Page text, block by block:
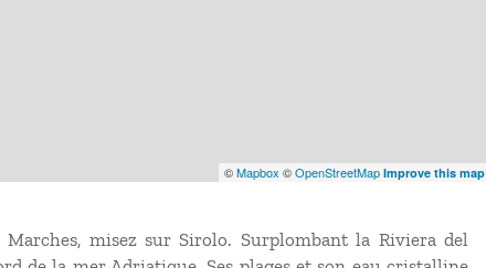
©Mapbox ©OpenStreetMap Improve this map
misez sur Sirolo. Surplombant la Riviera del